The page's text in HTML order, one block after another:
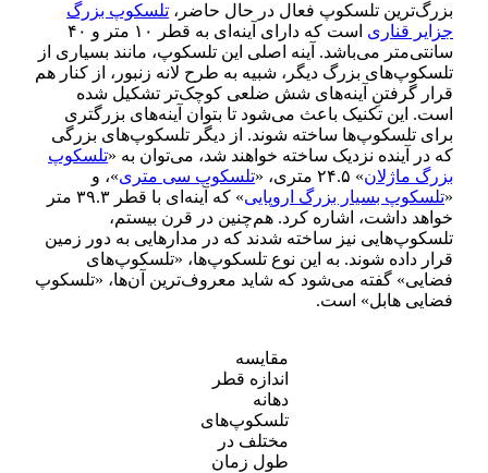
بزرگ‌ترین تلسکوپ فعال در حال حاضر، تلسکوپ بزرگ
جزایر قناری
است که دارای آینه‌ای به قطر ۱۰ متر و ۴۰
سانتی‌متر می‌باشد. آینه اصلی این تلسکوپ، مانند بسیاری از
تلسکوپ‌های بزرگ دیگر، شبیه به طرح لانه زنبور، از کنار هم
قرار گرفتنِ آینه‌های شش ضلعی کوچک‌تر تشکیل شده
است. این تکنیک باعث می‌شود تا بتوان آینه‌های بزرگتری
برای تلسکوپ‌ها ساخته شوند. از دیگر تلسکوپ‌های بزرگی
که در آینده نزدیک ساخته خواهند شد، می‌توان به «تلسکوپ
بزرگ ماژلان» ۲۴.۵ متری، « تلسکوپ سی متری»، و
«تلسکوپ بسیار بزرگ اروپایی
» که آینه‌ای با قطر ۳۹.۳ متر
خواهد داشت، اشاره کرد. هم‌چنین در قرن بیستم،
تلسکوپ‌هایی نیز ساخته شدند که در مدارهایی به دور زمین
قرار داده شوند. به این نوع تلسکوپ‌ها، «تلسکوپ‌های
فضایی» گفته می‌شود که شاید معروف‌‌ترین آن‌ها، «تلسکوپ
فضایی هابل» است.
مقایسه
اندازه قطر
دهانه
تلسکوپ‌های
مختلف در
طول زمان